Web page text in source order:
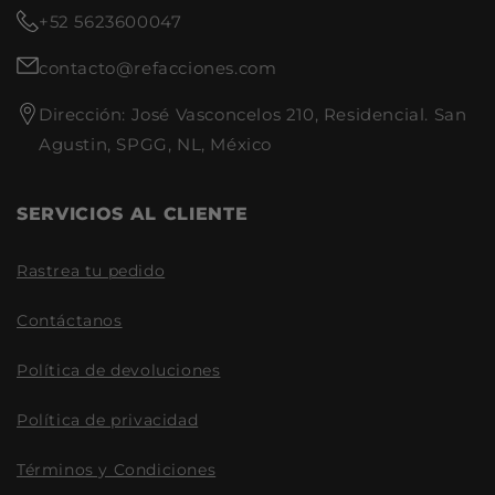
Refacciones:
Productos de alta calidad y
durabilidad.
para diferentes modelos y
motorizaciones.
tus dudas.
+52 5623600047
contacto@refacciones.com
Dirección: José Vasconcelos 210, Residencial. San
Agustin, SPGG, NL, México
SERVICIOS AL CLIENTE
Rastrea tu pedido
Contáctanos
Política de devoluciones
Política de privacidad
Términos y Condiciones